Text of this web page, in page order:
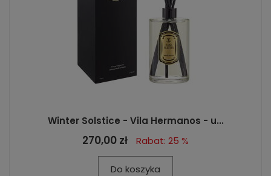
Winter Solstice - Vila Hermanos - u...
270,00 zł Rabat: 25 %
Do koszyka